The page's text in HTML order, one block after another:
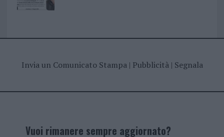
Invia un Comunicato Stampa| Pubblicità| Segnala
Vuoi rimanere sempre aggiornato?